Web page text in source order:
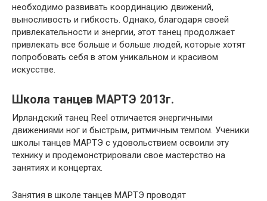
необходимо развивать координацию движений,
выносливость и гибкость. Однако, благодаря своей
привлекательности и энергии, этот танец продолжает
привлекать все больше и больше людей, которые хотят
попробовать себя в этом уникальном и красивом
искусстве.
Школа танцев МАРТЭ 2013г.
Ирландский танец Reel отличается энергичными
движениями ног и быстрым, ритмичным темпом. Ученики
школы танцев МАРТЭ с удовольствием освоили эту
технику и продемонстрировали свое мастерство на
занятиях и концертах.
Занятия в школе танцев МАРТЭ проводят